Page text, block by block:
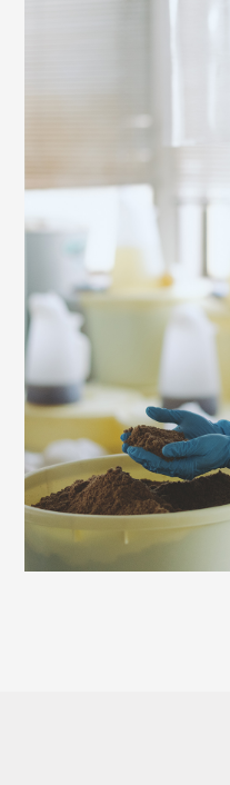
商品
商品一覧
国産へのこだわり
安心安全へのこだわり